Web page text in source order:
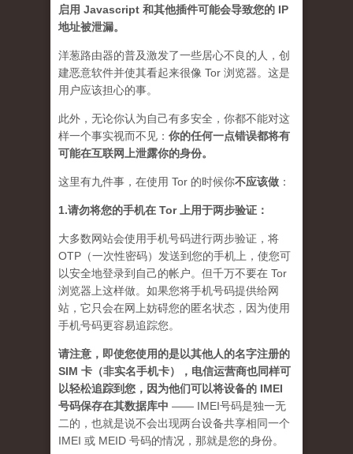
启用 Javascript 和其他插件可能会导致您的 IP
地址被泄漏。
洋葱路由器的普及激发了一些居心不良的人，创
建恶意软件并使其看起来很像 Tor 浏览器。这是
用户应该担心的事。
此外，无论你认为自己有多安全，你都不能对这
样一个事实视而不见： 你的任何一点错误都将有
可能在互联网上泄露你的身份。
这里有九件事，在使用 Tor 的时候你不应该做 ：
1.请勿将您的手机在 Tor 上用于两步验证：
大多数网站会使用手机号码进行两步验证，将
OTP（一次性密码）发送到您的手机上，使您可
以安全地登录到自己的帐户。但千万不要在 Tor
浏览器上这样做。如果您将手机号码提供给网
站，它只会在网上妨碍您的匿名状态，因为使用
手机号码更容易追踪您。
请注意，即使您使用的是以其他人的名字注册的
SIM 卡（非实名手机卡），电信运营商也同样可
以轻松追踪到您，因为他们可以将设备的 IMEI
号码保存在其数据库中 —— IMEI号码是独一无
二的，也就是说不会出现两台设备共享相同一个
IMEI 或 MEID 号码的情况，那就是您的身份。